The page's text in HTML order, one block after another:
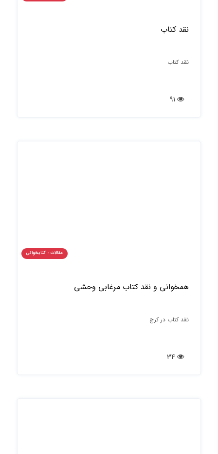
نقد کتاب
نقد کتاب
مقالات - کتابخوانی
همخوانی و نقد کتاب مرغابی وحشی
نقد کتاب در کرج